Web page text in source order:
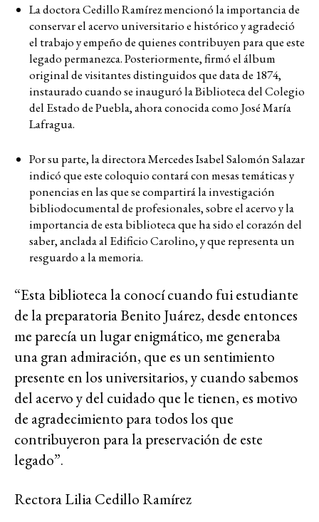
La doctora Cedillo Ramírez mencionó la importancia de
conservar el acervo universitario e histórico y agradeció
el trabajo y empeño de quienes contribuyen para que este
legado permanezca. Posteriormente, firmó el álbum
original de visitantes distinguidos que data de 1874,
instaurado cuando se inauguró la Biblioteca del Colegio
del Estado de Puebla, ahora conocida como José María
Lafragua.
Por su parte, la directora Mercedes Isabel Salomón Salazar
indicó que este coloquio contará con mesas temáticas y
ponencias en las que se compartirá la investigación
bibliodocumental de profesionales, sobre el acervo y la
importancia de esta biblioteca que ha sido el corazón del
saber, anclada al Edificio Carolino, y que representa un
resguardo a la memoria.
“Esta biblioteca la conocí cuando fui estudiante
de la preparatoria Benito Juárez, desde entonces
me parecía un lugar enigmático, me generaba
una gran admiración, que es un sentimiento
presente en los universitarios, y cuando sabemos
del acervo y del cuidado que le tienen, es motivo
de agradecimiento para todos los que
contribuyeron para la preservación de este
legado”.
Rectora Lilia Cedillo Ramírez